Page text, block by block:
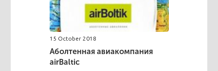
15 October 2018
Аболтенная авиакомпания
airBaltic